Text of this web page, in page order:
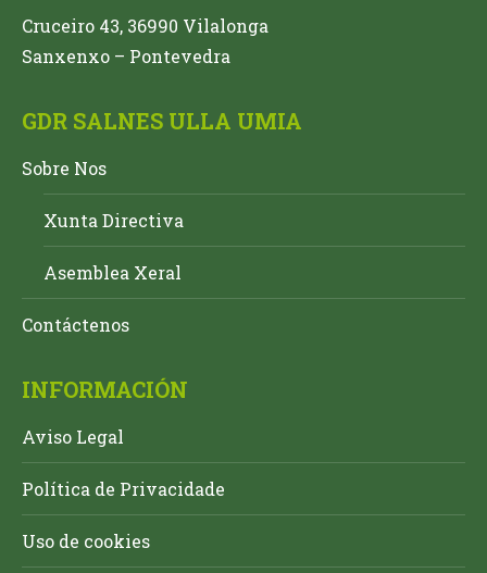
Cruceiro 43, 36990 Vilalonga
Sanxenxo – Pontevedra
GDR SALNES ULLA UMIA
Sobre Nos
Xunta Directiva
Asemblea Xeral
Contáctenos
INFORMACIÓN
Aviso Legal
Política de Privacidade
Uso de cookies